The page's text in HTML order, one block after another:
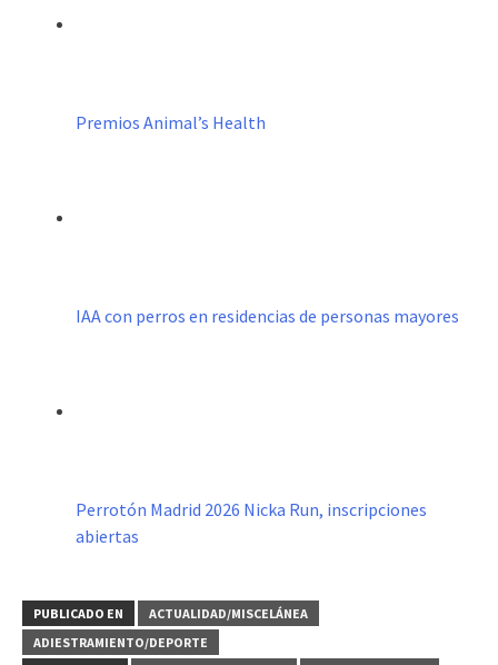
Premios Animal’s Health
IAA con perros en residencias de personas mayores
Perrotón Madrid 2026 Nicka Run, inscripciones
abiertas
PUBLICADO EN
ACTUALIDAD/MISCELÁNEA
ADIESTRAMIENTO/DEPORTE